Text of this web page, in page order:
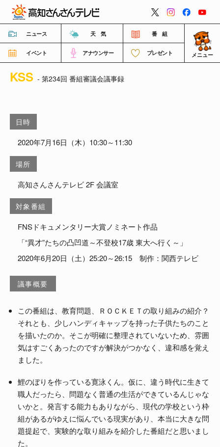
ニュース 天 気 番 組
イベント アナウンサー プレゼント メニュー
番組情報
イベント情報
KSS - 第234回 番組審議会議事録
日時
2020年7月16日（木）10:30～11:30
場所
高知さんさんテレビ 2F 会議室
対象番組
FNSドキュメンタリー大賞ノミネート作品
「“異才”たちの凸凹道～不登校17歳 東大へ行く～」
2020年6月20日（土）25:20～26:15 制作：関西テレビ
議事概要
この番組は、教育問題、ＲＯＣＫＥＴの取り組みの紹介？
それとも、少しハンディキャップを持った子供たちのこと
を描いたのか。そこが明確に整理されていないため、雰囲
気はすごくあったのですが解決がつかなく、違和感を覚え
ました。
鯉のぼりを作っている寛泳くん。仮に、違う時代に生きて
職人だったら、問題なく普通の生活ができているんじゃな
いかと。発言する能力もありながら、現代の学校という枠
組があるがゆえに悩んでいる現実があり、本当に大きな問
題提起で、実験的な取り組みを紹介した番組だと思いまし
た。